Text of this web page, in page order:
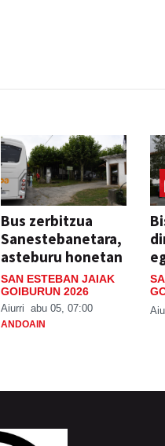
Bus zerbitzua
Sanestebanetara,
asteburu honetan
SAN ESTEBAN JAIAK
GOIBURUN 2026
Aiurri abu 05, 07:00
ANDOAIN